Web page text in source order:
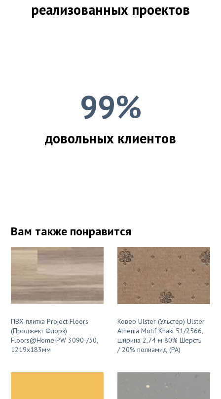
реализованных проектов
99%
довольных клиентов
Вам также понравится
ПВХ плитка Project Floors
(Проджект Флорз)
Floors@Home PW 3090-/30,
1219x183мм
Ковер Ulster (Ульстер) Ulster
Athenia Motif Khaki 51/2566,
ширина 2,74 м 80% Шерсть
/ 20% полиамид (PA)